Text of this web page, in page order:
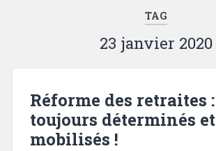
TAG
23 janvier 2020
Réforme des retraites :
toujours déterminés et
mobilisés !